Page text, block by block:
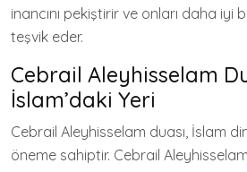
inancını pekiştirir ve onları daha iyi
teşvik eder.
Cebrail Aleyhisselam
İslam’daki Yeri
Cebrail Aleyhisselam duası, İslam
öneme sahiptir. Cebrail